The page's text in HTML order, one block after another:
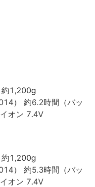
1,200g
） 約6.2時間（バッ
オン 7.4V
1,200g
） 約5.3時間（バッ
オン 7.4V